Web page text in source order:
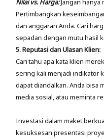
Nilai vs. Harga:Jangan hanya
Pertimbangkan
dan anggaran Anda. Cari
sepadan dengan mutu hasil
5. Reputasi dan Ulasan Klien:
Cari tahu apa kata klien
sering kali menjadi indikator
dapat diandalkan. Anda bisa
media sosial, atau meminta
Investasi dalam maket
kesuksesan presentasi